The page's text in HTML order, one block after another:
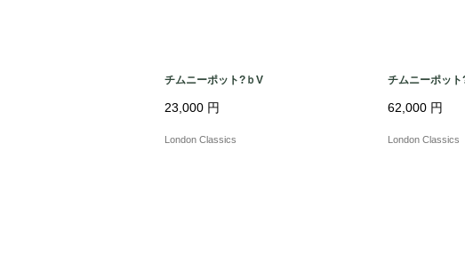
チムニーポット?ｂV
23,000 円
London Classics
チムニーポット
62,000 円
London Classics